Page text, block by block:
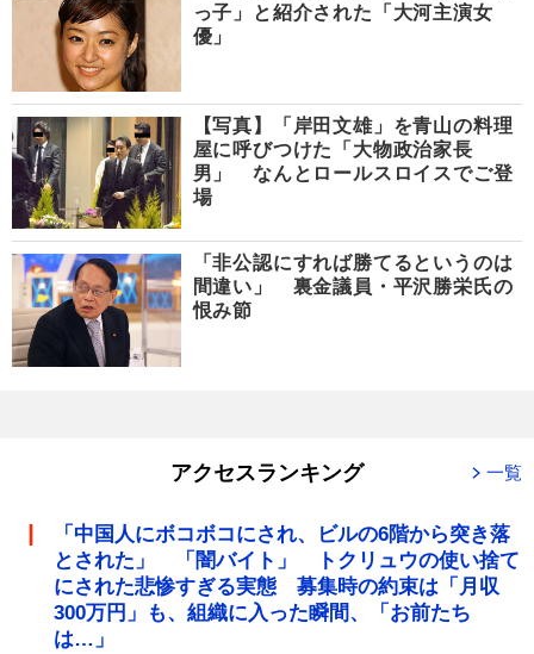
っ子」と紹介された「大河主演女
優」
【写真】「岸田文雄」を青山の料理
屋に呼びつけた「大物政治家長
男」 なんとロールスロイスでご登
場
「非公認にすれば勝てるというのは
間違い」 裏金議員・平沢勝栄氏の
恨み節
アクセスランキング 一覧
「中国人にボコボコにされ、ビルの6階から突き落
とされた」 「闇バイト」 トクリュウの使い捨て
にされた悲惨すぎる実態 募集時の約束は「月収
300万円」も、組織に入った瞬間、「お前たち
は…」